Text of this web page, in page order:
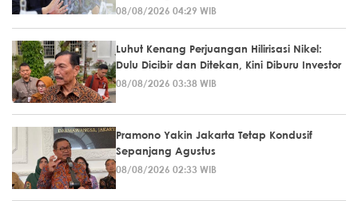
08/08/2026 04:29 WIB
Luhut Kenang Perjuangan Hilirisasi Nikel:
Dulu Dicibir dan Ditekan, Kini Diburu Investor
08/08/2026 03:38 WIB
Pramono Yakin Jakarta Tetap Kondusif
Sepanjang Agustus
08/08/2026 02:33 WIB